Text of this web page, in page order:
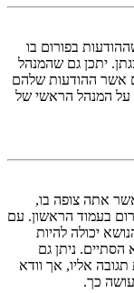
בפורום בו
יתכן גם שהמנהל
אשר ההודעות שלהם
על המנהל הראשי של
אתה צופה בו,
בעמוד הראשון. עם
יכולה להיות
הסתיים. ניתן גם
אליו, אך וודא
כך.